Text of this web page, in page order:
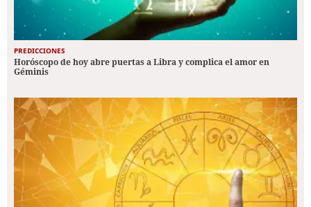
PREDICCIONES
Horóscopo de hoy abre puertas a Libra y complica el amor en
Géminis